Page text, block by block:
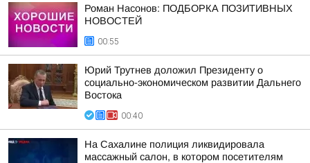
Роман Насонов: ПОДБОРКА ПОЗИТИВНЫХ
НОВОСТЕЙ
00:55
Юрий Трутнев доложил Президенту о
социально-экономическом развитии Дальнего
Востока
00:40
На Сахалине полиция ликвидировала
массажный салон, в котором посетителям